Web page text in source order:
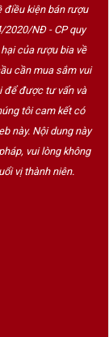
điều kiện bán rượu
2020/NĐ - CP quy
của rượu bia về
cần mua sắm vui
để được tư vấn và
tôi cam kết có
này. Nội dung này
vui lòng không
vị thành niên.